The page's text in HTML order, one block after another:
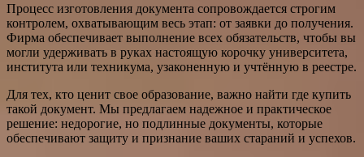
Процесс изготовления документа сопровождается строгим
контролем, охватывающим весь этап: от заявки до получения.
Фирма обеспечивает выполнение всех обязательств, чтобы вы
могли удерживать в руках настоящую корочку университета,
института или техникума, узаконенную и учтённую в реестре.
Для тех, кто ценит свое образование, важно найти где купить
такой документ. Мы предлагаем надежное и практическое
решение: недорогие, но подлинные документы, которые
обеспечивают защиту и признание ваших стараний и успехов.